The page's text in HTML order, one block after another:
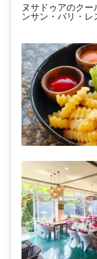
ヌサドゥアのクー
ンサン・バリ・レ